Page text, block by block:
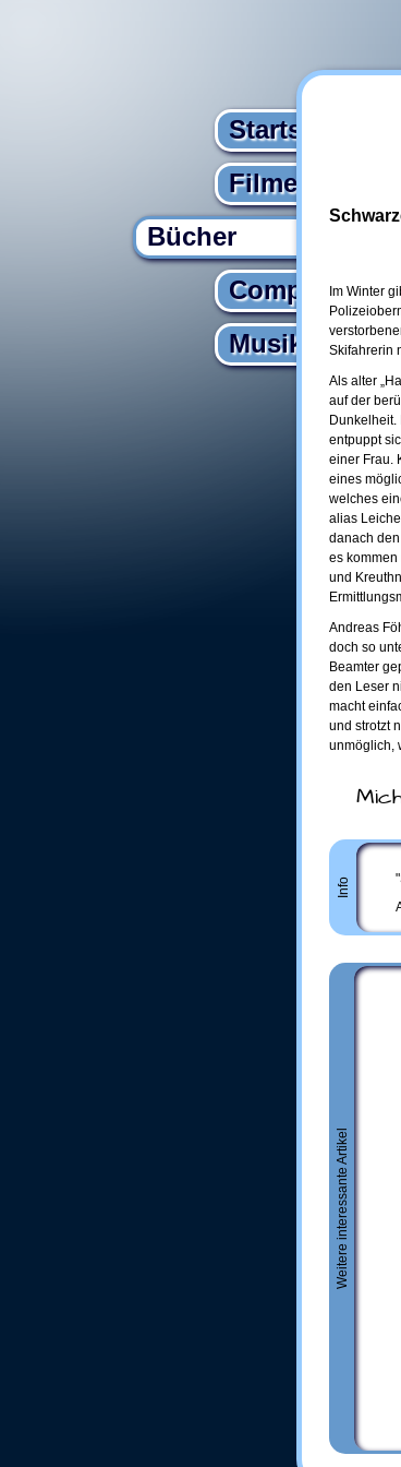
Startseite
Filme
Bücher
Computer
Musik
Im Winter
Skifahrerin
Als alter
auf der
entpuppt
einer Frau.
eines
welches
alias
danach
es
und
Andreas
doch so
Beamter
den Leser
macht
und strotzt
unmöglich,
Info
Weitere interessante Artikel